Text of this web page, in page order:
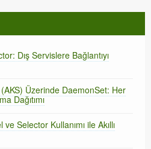
Dış Servislere Bağlantıyı
Üzerinde DaemonSet: Her
Dağıtımı
Selector Kullanımı ile Akıllı